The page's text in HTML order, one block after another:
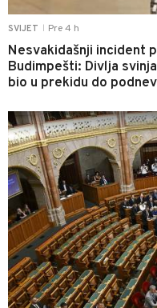
SVIJET Pre 4 h
Nesvakidašnji incident
Budimpešti: Divlja
bio u prekidu do